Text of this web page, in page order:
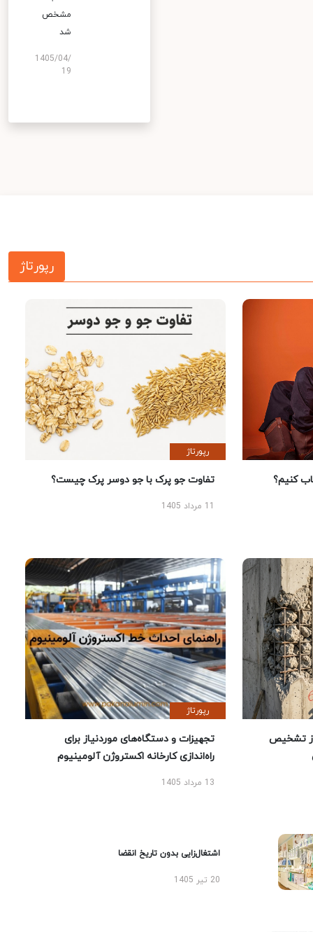
مشخص
شد
1405/04/
19
رپورتاژ
کنیم؟
رپورتاژ
تفاوت جو پرک با جو دوسر پرک چیست؟
تشخیص
رپورتاژ
تجهیزات و دستگاه‌های موردنیاز برای
راه‌اندازی کارخانه اکستروژن آلومینیوم
13 مرداد 1405
اشتغال‌زایی بدون تاریخ انقضا
20 تیر 1405